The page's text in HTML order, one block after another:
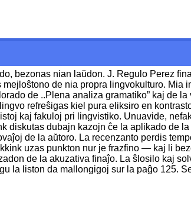
bezonas nian laŭdon. J. Regulo Perez
de nia propra lingvokulturo. Mia
de ..Plena analiza gramatiko” kaj de
refreŝigas kiel pura eliksiro en
kaj fakuloj pri lingvistiko. Unuavide,
diskutas dubajn kazojn ĉe la aplikado de la
de la aŭtoro. La recenzanto perdis
uzas punkton nur je frazfino — kaj li
de la akuzativa finaĵo. La ŝlosilo kaj
la liston da mallongigoj sur la paĝo 125.